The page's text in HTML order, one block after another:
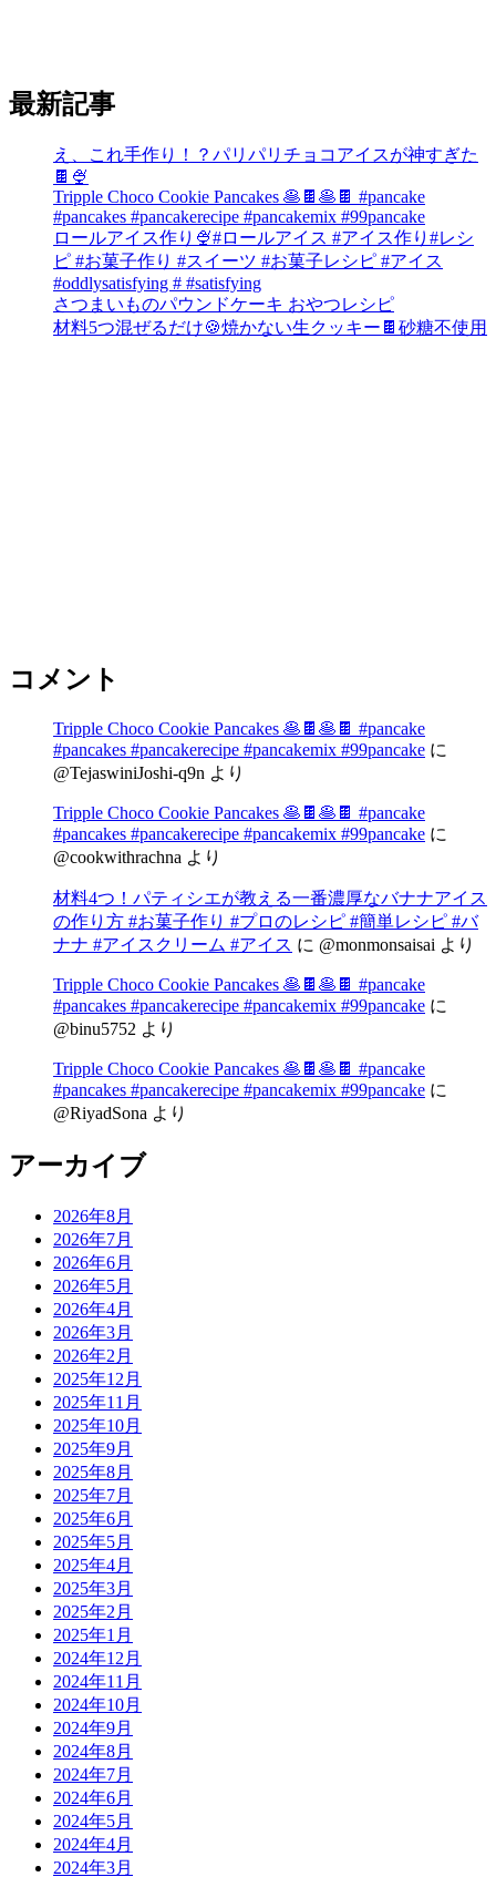
最新記事
え、これ手作り！？パリパリチョコアイスが神すぎた
🍫🍨
Tripple Choco Cookie Pancakes 🥞🍫🥞🍫 #pancake
#pancakes #pancakerecipe #pancakemix #99pancake
ロールアイス作り🍨#ロールアイス #アイス作り#レシ
ピ #お菓子作り #スイーツ #お菓子レシピ #アイス
#oddlysatisfying # #satisfying⁠
さつまいものパウンドケーキ おやつレシピ
材料5つ混ぜるだけ🍪焼かない生クッキー🍫砂糖不使用
コメント
Tripple Choco Cookie Pancakes 🥞🍫🥞🍫 #pancake
#pancakes #pancakerecipe #pancakemix #99pancake に
@TejaswiniJoshi-q9n より
Tripple Choco Cookie Pancakes 🥞🍫🥞🍫 #pancake
#pancakes #pancakerecipe #pancakemix #99pancake に
@cookwithrachna より
材料4つ！パティシエが教える一番濃厚なバナナアイス
の作り方 #お菓子作り #プロのレシピ #簡単レシピ #バ
ナナ #アイスクリーム #アイス に @monmonsaisai より
Tripple Choco Cookie Pancakes 🥞🍫🥞🍫 #pancake
#pancakes #pancakerecipe #pancakemix #99pancake に
@binu5752 より
Tripple Choco Cookie Pancakes 🥞🍫🥞🍫 #pancake
#pancakes #pancakerecipe #pancakemix #99pancake に
@RiyadSona より
アーカイブ
2026年8月
2026年7月
2026年6月
2026年5月
2026年4月
2026年3月
2026年2月
2025年12月
2025年11月
2025年10月
2025年9月
2025年8月
2025年7月
2025年6月
2025年5月
2025年4月
2025年3月
2025年2月
2025年1月
2024年12月
2024年11月
2024年10月
2024年9月
2024年8月
2024年7月
2024年6月
2024年5月
2024年4月
2024年3月